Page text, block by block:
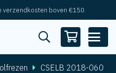
verzendkosten boven €150.
CSELB 2018-060